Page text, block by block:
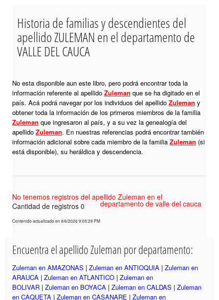
Historia de familias y descendientes del
apellido ZULEMAN en el departamento de
VALLE DEL CAUCA
No esta disponible aun este libro, pero podrá encontrar toda la
información referente al apellido Zuleman que se ha digitado en el
país. Acá podrá navegar por los individuos del apellido Zuleman y
obtener toda la información de los primeros miembros de la familia
Zuleman que ingresaron al país, y a su vez la genealogía del
apellido Zuleman. En nuestras referencias podrá encontrar también
información adicional sobre cada miembro de la familia Zuleman (si
está disponible), su heráldica y descendencia.
No tenemos registros del apellido Zuleman en el
departamento de valle del cauca
Cantidad de registros 0
Contenido actualizado en 8/6/2026 9:05:29 PM
Encuentra el apellido Zuleman por departamento:
Zuleman en AMAZONAS | Zuleman en ANTIOQUIA | Zuleman en
ARAUCA | Zuleman en ATLANTICO | Zuleman en
BOLIVAR | Zuleman en BOYACA | Zuleman en CALDAS | Zuleman
en CAQUETA | Zuleman en CASANARE | Zuleman en